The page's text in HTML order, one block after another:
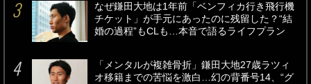
なぜ鎌田大地は1年前「ベンフィカ行き飛行機
チケット」が手元にあったのに残留した？“結
婚の過程”もCLも…本音で語るライフプラン
「メンタルが複雑骨折」鎌田大地27歳ラツィ
オ移籍までの苦悩を激白…幻の背番号14、“グ